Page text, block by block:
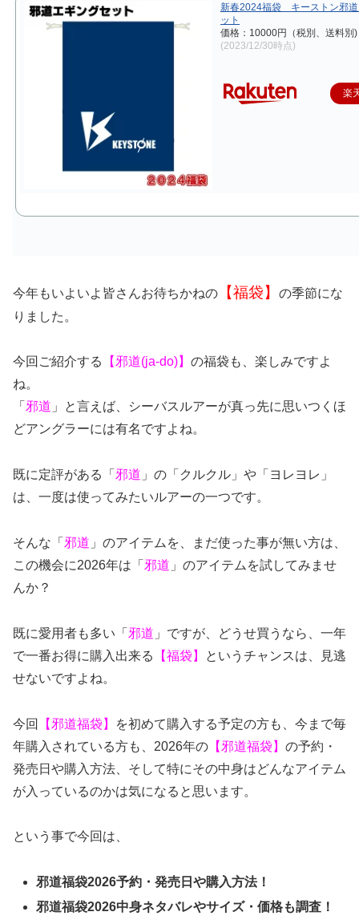
新春2024福袋 キーストン邪道
ット
価格：10000円（税別、送料別)
(2023/12/30時点)
楽
今年もいよいよ皆さんお待ちかねの 【福袋】
の季節にな
りました。
今回ご紹介する 【邪道(ja-do)】 の福袋も、楽しみですよ
ね。
「 邪道 」と言えば、シーバスルアーが真っ先に思いつくほ
どアングラーには有名ですよね。
既に定評がある「 邪道 」の「クルクル」や「ヨレヨレ」
は、一度は使ってみたいルアーの一つです。
そんな「 邪道 」のアイテムを、まだ使った事が無い方は、
この機会に2026年は「 邪道 」のアイテムを試してみませ
んか？
既に愛用者も多い「 邪道 」ですが、どうせ買うなら、一年
で一番お得に購入出来る
【福袋】
というチャンスは、見逃
せないですよね。
今回 【邪道福袋】
を初めて購入する予定の方も、今まで毎
年購入されている方も、2026年の 【邪道福袋】 の予約・
発売日や購入方法、そして特にその中身はどんなアイテム
が入っているのかは気になると思います。
という事で今回は、
邪道福袋2026予約・発売日や購入方法！
邪道福袋2026中身ネタバレやサイズ・価格も調査！